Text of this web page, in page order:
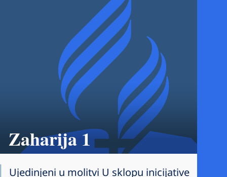
Zaharija 1
Ujedinjeni u molitvi U sklopu inicijative